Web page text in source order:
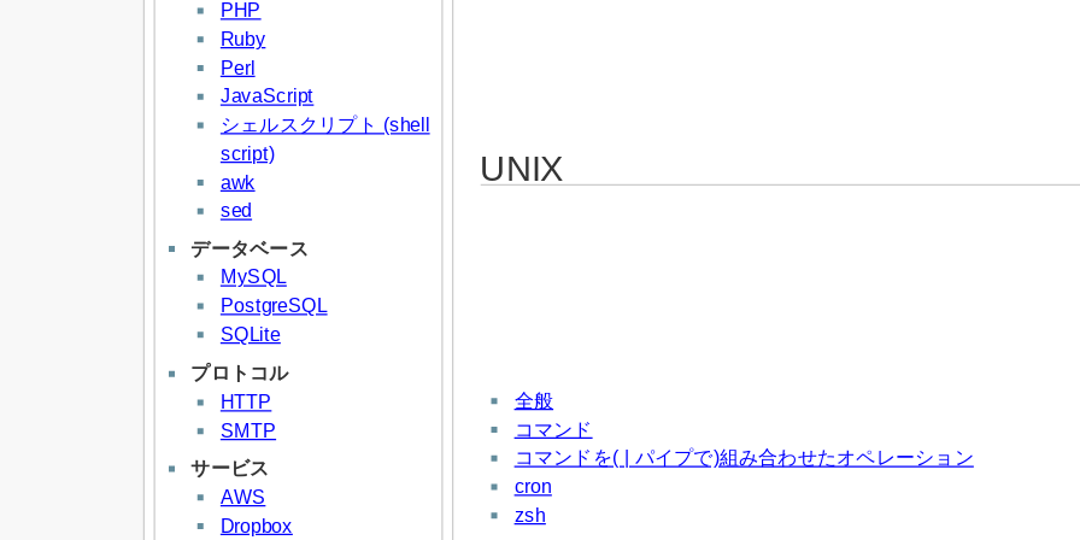
PHP
Ruby
Perl
JavaScript
シェルスクリプト (shell
script)
awk
sed
データベース
MySQL
PostgreSQL
SQLite
プロトコル
HTTP
SMTP
サービス
AWS
Dropbox
UNIX
全般
コマンド
コマンドを( | パイプで)組み合わせたオペレーション
cron
zsh